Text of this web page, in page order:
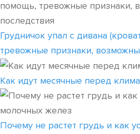
Грудничок упал с дивана
тревожные признаки,
Как идут месячные перед
Почему не растет грудь и как